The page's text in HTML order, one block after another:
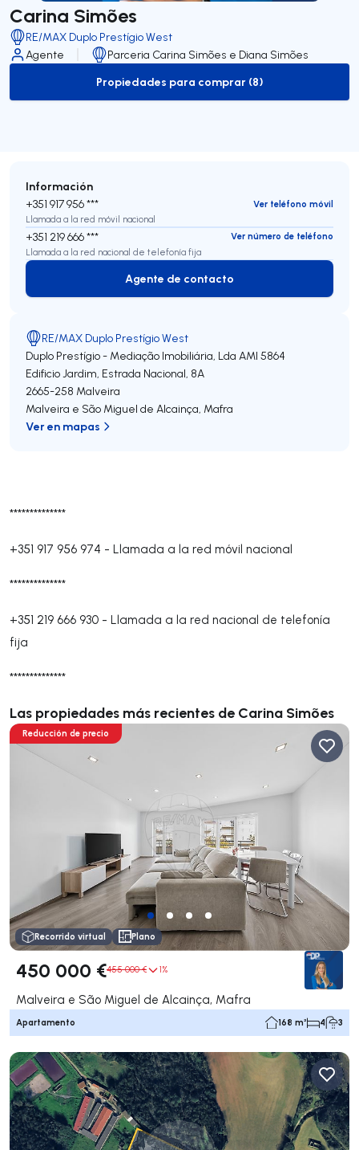
Carina Simões
RE/MAX Duplo Prestígio West
Agente
Parceria Carina Simões e Diana Simões
to-buy-listing
Propiedades para comprar (8)
**************
+351 917 956 974 - Llamada a la red móvil nacional
**************
+351 219 666 930 - Llamada a la red nacional de telefonía
fija
**************
Las propiedades más recientes de Carina Simões
Reducción de precio
Recorrido virtual Plano
450 000 €455 000 € 1%
Malveira e São Miguel de Alcainça, Mafra
Apartamento 168 m² 4 3
Información
+351 917 956 ***
Ver teléfono móvil
Llamada a la red móvil nacional
+351 219 666 ***
Ver número de teléfono
Llamada a la red nacional de telefonía fija
Agente de contacto
Agente de contacto
RE/MAX Duplo Prestígio West
Duplo Prestígio - Mediação Imobiliária, Lda AMI 5864
Edificio Jardim, Estrada Nacional, 8A
2665-258 Malveira
Malveira e São Miguel de Alcainça, Mafra
Ver en mapas